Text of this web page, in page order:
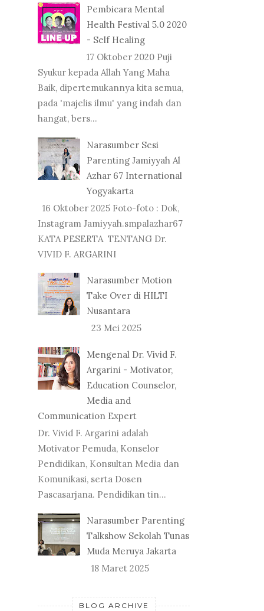
Pembicara Mental
Health Festival 5.0 2020
- Self Healing
17 Oktober 2020 Puji
Syukur kepada Allah Yang Maha
Baik, dipertemukannya kita semua,
pada 'majelis ilmu' yang indah dan
hangat, bers...
Narasumber Sesi
Parenting Jamiyyah Al
Azhar 67 International
Yogyakarta
16 Oktober 2025 Foto-foto : Dok,
Instagram Jamiyyah.smpalazhar67
KATA PESERTA TENTANG Dr.
VIVID F. ARGARINI
Narasumber Motion
Take Over di HILTI
Nusantara
23 Mei 2025
Mengenal Dr. Vivid F.
Argarini - Motivator,
Education Counselor,
Media and
Communication Expert
Dr. Vivid F. Argarini adalah
Motivator Pemuda, Konselor
Pendidikan, Konsultan Media dan
Komunikasi, serta Dosen
Pascasarjana. Pendidikan tin...
Narasumber Parenting
Talkshow Sekolah Tunas
Muda Meruya Jakarta
18 Maret 2025
BLOG ARCHIVE